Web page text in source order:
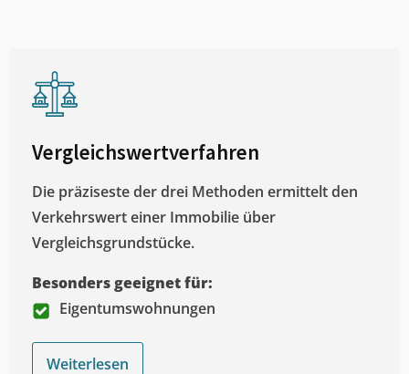
Vergleichswertverfahren
Die präziseste der drei Methoden ermittelt den
Verkehrswert einer Immobilie über
Vergleichsgrundstücke.
Besonders geeignet für:
Eigentumswohnungen
Weiterlesen